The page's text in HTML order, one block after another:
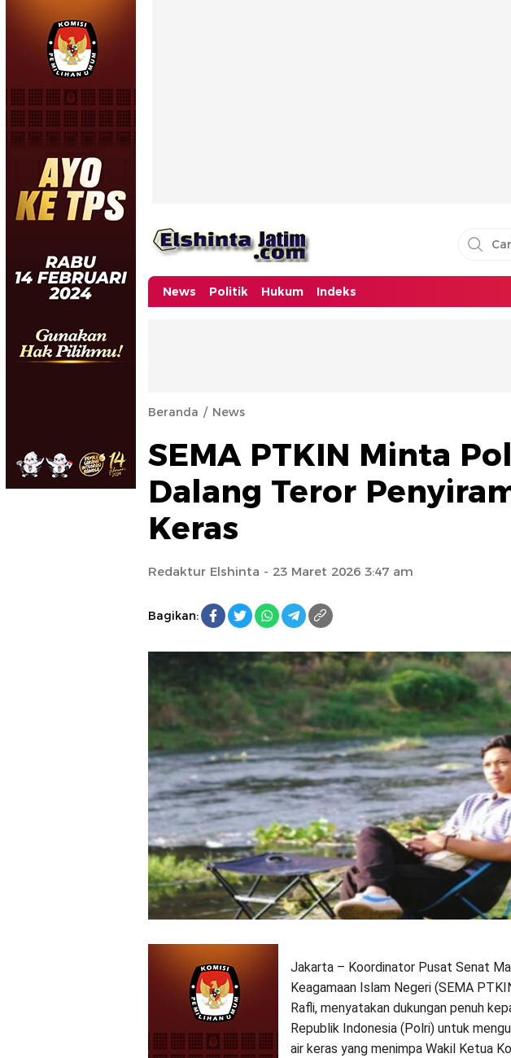
News Politik Hukum Indeks
Beranda News
SEMA PTKIN Minta
Dalang Teror
Keras
Redaktur Elshinta - 23 Maret 2026 3:47 am
Bagikan:
Jakarta – Koordinator Pusat Senat
Keagamaan Islam Negeri (SEMA
Rafli, menyatakan dukungan penuh
Republik Indonesia (Polri) untuk
air keras yang menimpa Wakil Ketua